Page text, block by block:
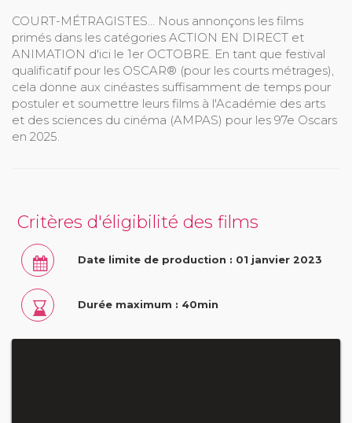
COURT-MÉTRAGISTES... Nous annonçons les films
primés dans les catégories ACTION EN DIRECT et
ANIMATION d'ici le 1er OCTOBRE. En tant que festival
qualificatif pour les OSCAR® (pour les courts métrages),
cela donne aux cinéastes suffisamment de temps pour
postuler et soumettre leurs films à l'Académie des arts
et des sciences du cinéma (AMPAS) pour les 97e Oscars
en 2025.
Critères d'éligibilité des films
Date limite de production : 01 janvier 2023
Durée maximum : 40min